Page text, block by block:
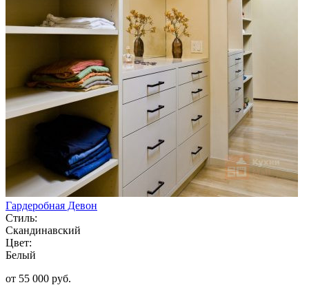
Гардеробная Девон
Стиль:
Скандинавский
Цвет:
Белый
от 55 000 руб.